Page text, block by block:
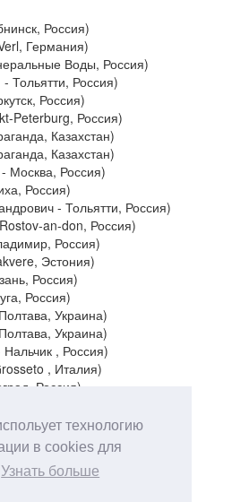
технологию
в cookies для
Узнать больше
Россия)
Германия)
Воды, Россия)
Тольятти, Россия)
Россия)
Peterburg, Россия)
Казахстан)
Казахстан)
Москва, Россия)
Россия)
- Тольятти, Россия)
an-don, Россия)
Россия)
Эстония)
Россия)
Россия)
Украина)
Украина)
, Россия)
, Италия)
Россия)